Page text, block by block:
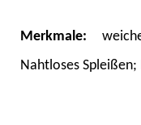
Merkmale:
Nahtloses